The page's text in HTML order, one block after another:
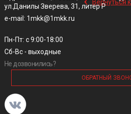
Вернуться
ул.Данилы Зверева, 31, литер Р
e-mail: 1mkk@1mkk.ru
Пн-Пт: с 9:00-18:00
Сб-Вс - выходные
Не дозвонились?
ОБРАТНЫЙ